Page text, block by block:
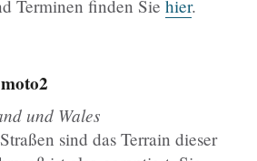
Terminen finden Sie hier.
moto2
und Wales
sind das Terrain dieser